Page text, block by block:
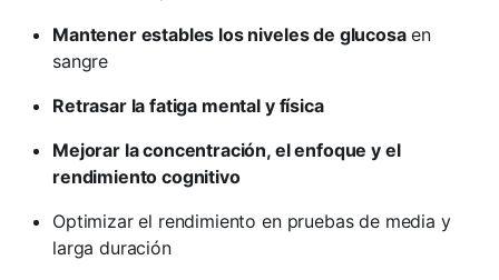
Mantener estables los niveles de glucosaen
sangre
Retrasar la fatiga mental y física
Mejorar la concentración, el enfoque y el
rendimiento cognitivo
Optimizar el rendimiento en pruebas de media y
larga duración